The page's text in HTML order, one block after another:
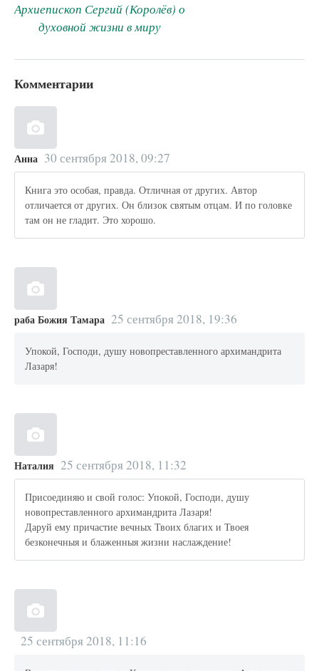
Архиепископ Сергий (Королёв) о
духовной жизни в миру
Комментарии
Анна 30 сентября 2018, 09:27
Книга это особая, правда. Отличная от других. Автор
отличается от других. Он близок святым отцам. И по головке
там он не гладит. Это хорошо.
раба Божия Тамара 25 сентября 2018, 19:36
Упокой, Господи, душу новопреставленного архимандрита
Лазаря!
Наталия 25 сентября 2018, 11:32
Присоединяю и свой голос: Упокой, Господи, душу
новопреставленного архимандрита Лазаря!
Даруй ему причастие вечных Твоих благих и Твоея
безконечныя и блаженныя жизни наслаждение!
25 сентября 2018, 11:16